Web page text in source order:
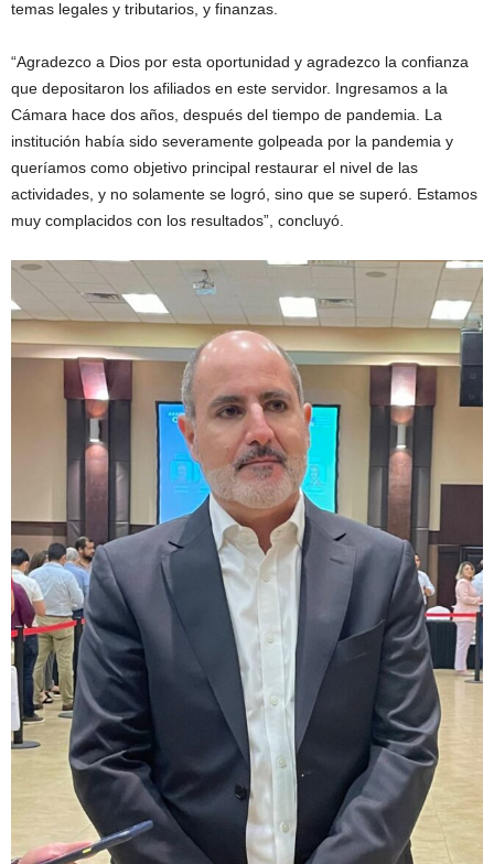
temas legales y tributarios, y finanzas.
“Agradezco a Dios por esta oportunidad y agradezco la confianza
que depositaron los afiliados en este servidor. Ingresamos a la
Cámara hace dos años, después del tiempo de pandemia. La
institución había sido severamente golpeada por la pandemia y
queríamos como objetivo principal restaurar el nivel de las
actividades, y no solamente se logró, sino que se superó. Estamos
muy complacidos con los resultados”, concluyó.